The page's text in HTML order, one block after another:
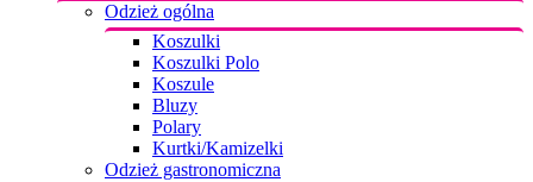
Odzież ogólna
Koszulki
Koszulki Polo
Koszule
Bluzy
Polary
Kurtki/Kamizelki
Odzież gastronomiczna